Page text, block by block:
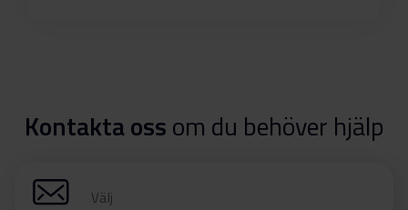
Kontakta ossom du behöver hjälp
Välj